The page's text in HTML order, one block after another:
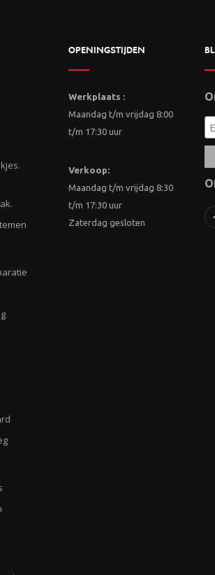
OPENINGSTIJDEN
Werkplaats :
Maandag t/m vrijdag 8:00
t/m 17:30 uur
Verkoop:
Maandag t/m vrijdag 8:30
t/m 17:30 uur
Zaterdag gesloten